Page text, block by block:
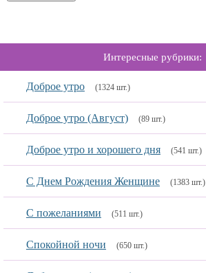
Интересные рубрики:
Доброе утро (1324 шт.)
Доброе утро (Август) (89 шт.)
Доброе утро и хорошего дня (541 шт.)
С Днем Рождения Женщине (1383 шт.)
С пожеланиями (511 шт.)
Спокойной ночи (650 шт.)